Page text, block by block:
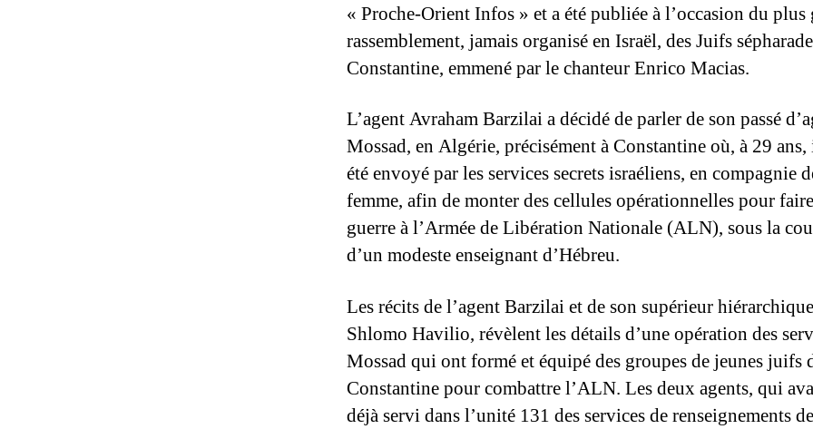
« Proche-Orient Infos » et a été publiée à l’occasion du plus
rassemblement, jamais organisé en Israël, des Juifs
Constantine, emmené par le chanteur Enrico Macias.
L’agent Avraham Barzilai a décidé de parler de son passé
Mossad, en Algérie, précisément à Constantine où, à 29
été envoyé par les services secrets israéliens, en compagnie
femme, afin de monter des cellules opérationnelles pour
guerre à l’Armée de Libération Nationale (ALN), sous la
d’un modeste enseignant d’Hébreu.
Les récits de l’agent Barzilai et de son supérieur
Shlomo Havilio, révèlent les détails d’une opération des
Mossad qui ont formé et équipé des groupes de jeunes juifs
Constantine pour combattre l’ALN. Les deux agents, qui
déjà servi dans l’unité 131 des services de renseignements de